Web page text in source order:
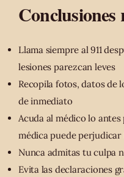
Conclusiones
Llama siempre al 911
lesiones parezcan leves
Recopila fotos, datos de
de inmediato
Acuda al médico lo
médica puede
Nunca admitas tu culpa
Evita las declaraciones